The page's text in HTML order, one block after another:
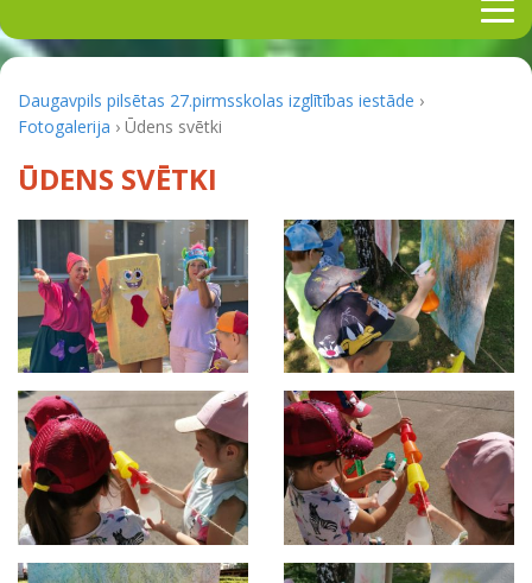
Daugavpils pilsētas 27.pirmsskolas izglītības iestāde ›
Fotogalerija › Ūdens svētki
ŪDENS SVĒTKI